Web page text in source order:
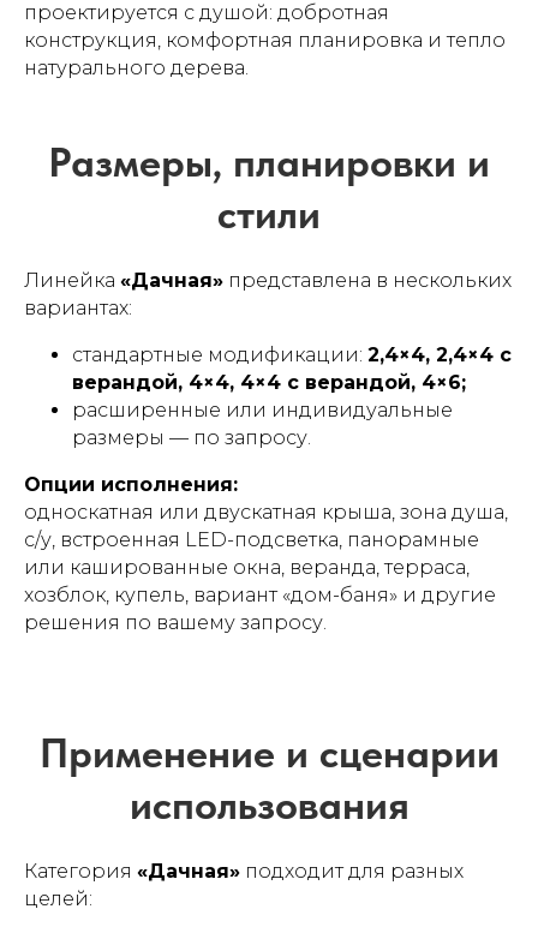
проектируется с душой: добротная
конструкция, комфортная планировка и тепло
натурального дерева.
Линейка «Дачная» представлена в нескольких
вариантах:
стандартные модификации: 2,4×4, 2,4×4 с
верандой, 4×4, 4×4 с верандой, 4×6;
расширенные или индивидуальные
размеры — по запросу.
Опции исполнения:
односкатная или двускатная крыша, зона душа,
с/у, встроенная LED-подсветка, панорамные
или кашированные окна, веранда, терраса,
хозблок, купель, вариант «дом-баня» и другие
решения по вашему запросу.
Категория «Дачная» подходит для разных
целей:
Часто задаваемые
вопросы (FAQ)